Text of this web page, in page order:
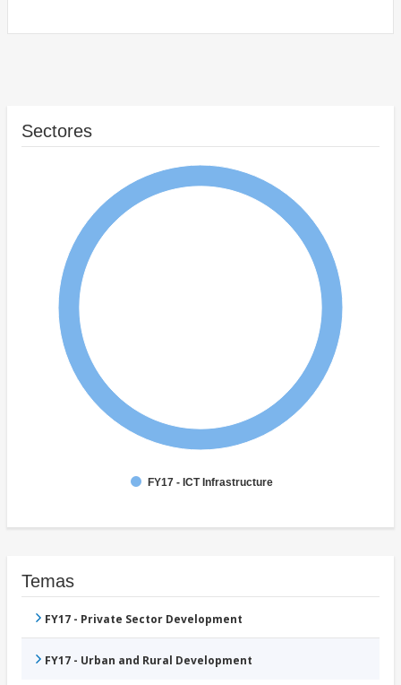
Sectores
FY17 - ICT Infrastructure
Temas
FY17 - Private Sector Development
FY17 - Urban and Rural Development